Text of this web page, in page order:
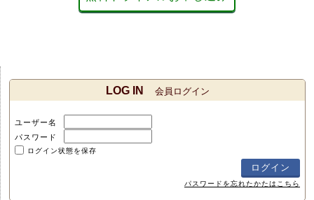
LOG IN 会員ログイン
ユーザー名
パスワード
ログイン状態を保存
パスワードを忘れたかたはこちら